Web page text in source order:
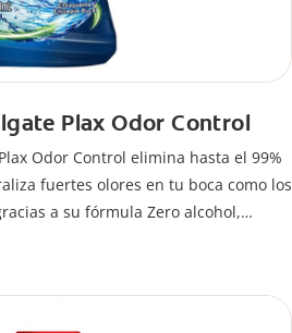
Plax Odor Control
Odor Control elimina hasta el 99%
fuertes olores en tu boca como los
a su fórmula Zero alcohol,